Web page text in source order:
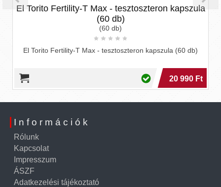
El Torito Fertility-T Max - tesztoszteron kapszula
(60 db)
(60 db)
El Torito Fertility-T Max - tesztoszteron kapszula (60 db)
20 990 Ft
Információk
Rólunk
Kapcsolat
Impresszum
ÁSZF
Adatkezelési tájékoztató